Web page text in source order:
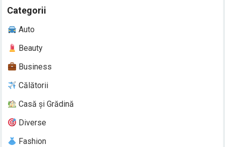
Categorii
Auto
Beauty
Business
Călătorii
Casă și Grădină
Diverse
Fashion